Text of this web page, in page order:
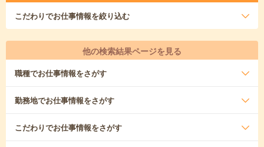
こだわりでお仕事情報を絞り込む
他の検索結果ページを見る
職種でお仕事情報をさがす
勤務地でお仕事情報をさがす
こだわりでお仕事情報をさがす